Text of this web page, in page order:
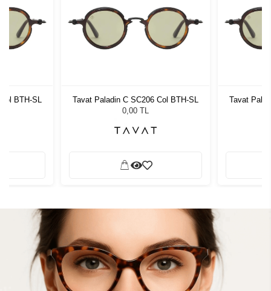
BTH-SL
Tavat Paladin C SC206 Col BTH-SL
0,00 TL
Tavat